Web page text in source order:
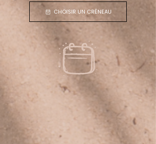
CHOISIR UN CRÉNEAU